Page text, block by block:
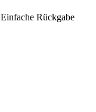
Einfache Rückgabe